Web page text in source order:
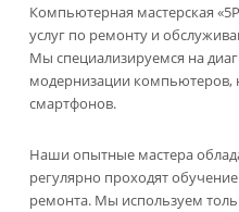
Компьютерная мастерская
услуг по ремонту и
Мы специализируемся на
модернизации компьютеров,
смартфонов.
Наши опытные мастера
регулярно проходят
ремонта. Мы используем